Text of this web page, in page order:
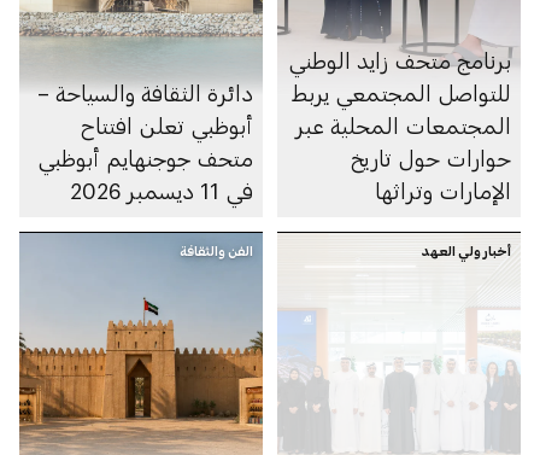
برنامج متحف زايد الوطني
للتواصل المجتمعي يربط
المجتمعات المحلية عبر
حوارات حول تاريخ
الإمارات وتراثها
دائرة الثقافة والسياحة –
أبوظبي تعلن افتتاح
متحف جوجنهايم أبوظبي
في 11 ديسمبر 2026
أخبار ولي العهد الفن والثقافة